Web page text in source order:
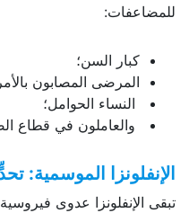
للمضاعفات:
كبار السن؛
المرضى المصابون
النساء الحوامل؛
والعاملون في قطاع
الإنفلونزا الموسمية:
تبقى الإنفلونزا عدوى